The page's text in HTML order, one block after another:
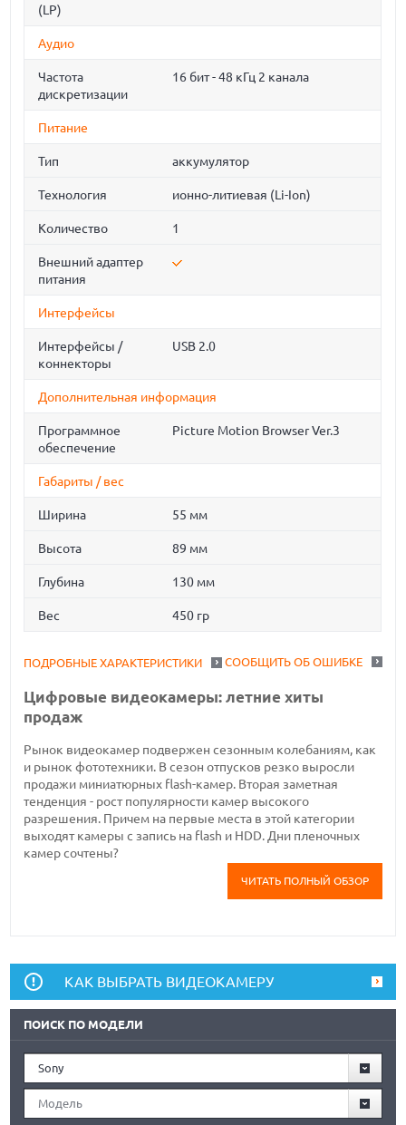
(LP)
Аудио
Частота
дискретизации
16 бит - 48 кГц 2 канала
Питание
Тип аккумулятор
Технология ионно-литиевая (Li-Ion)
Количество 1
Внешний адаптер
питания
Интерфейсы
Интерфейсы /
коннекторы
USB 2.0
Дополнительная информация
Программное
обеспечение
Picture Motion Browser Ver.3
Габариты / вес
Ширина 55 мм
Высота 89 мм
Глубина 130 мм
Вес 450 гр
СООБЩИТЬ ОБ ОШИБКЕ
ПОДРОБНЫЕ ХАРАКТЕРИСТИКИ
Цифровые видеокамеры: летние хиты
продаж
Рынок видеокамер подвержен сезонным колебаниям, как
и рынок фототехники. В сезон отпусков резко выросли
продажи миниатюрных flash-камер. Вторая заметная
тенденция - рост популярности камер высокого
разрешения. Причем на первые места в этой категории
выходят камеры с запись на flash и HDD. Дни пленочных
камер сочтены?
ЧИТАТЬ ПОЛНЫЙ ОБЗОР
КАК ВЫБРАТЬ ВИДЕОКАМЕРУ
ПОИСК ПО МОДЕЛИ
Sony
Модель